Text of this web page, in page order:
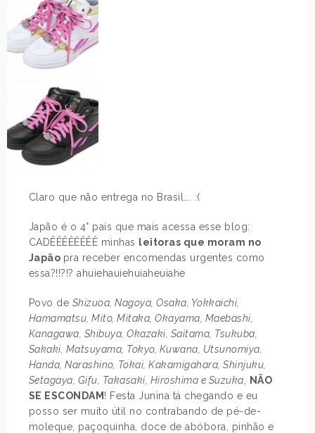
Claro que não entrega no Brasil…. :(
Japão é o 4° país que mais acessa esse blog:
CADÊÊÊÊÊÊÊÊ minhas leitoras que moram no
Japão pra receber encomendas urgentes como
essa?!!?!? ahuiehauiehuiaheuiahe
Povo de Shizuoa, Nagoya, Osaka, Yokkaichi,
Hamamatsu, Mito, Mitaka, Okayama, Maebashi,
Kanagawa, Shibuya, Okazaki, Saitama, Tsukuba,
Sakaki, Matsuyama, Tokyo, Kuwana, Utsunomiya,
Handa, Narashino, Tokai, Kakamigahara, Shinjuku,
Setagaya, Gifu, Takasaki, Hiroshima e Suzuka
NÃO
SE ESCONDAM ! Festa Junina tá chegando e eu
posso ser muito útil no contrabando de pé-de-
moleque, paçoquinha, doce de abóbora, pinhão e